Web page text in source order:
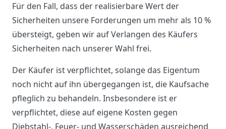
Für den Fall, dass der realisierbare Wert der
Sicherheiten unsere Forderungen um mehr als 10 %
übersteigt, geben wir auf Verlangen des Käufers
Sicherheiten nach unserer Wahl frei.
Der Käufer ist verpflichtet, solange das Eigentum
noch nicht auf ihn übergegangen ist, die Kaufsache
pfleglich zu behandeln. Insbesondere ist er
verpflichtet, diese auf eigene Kosten gegen
Diebstahl-, Feuer- und Wasserschäden ausreichend